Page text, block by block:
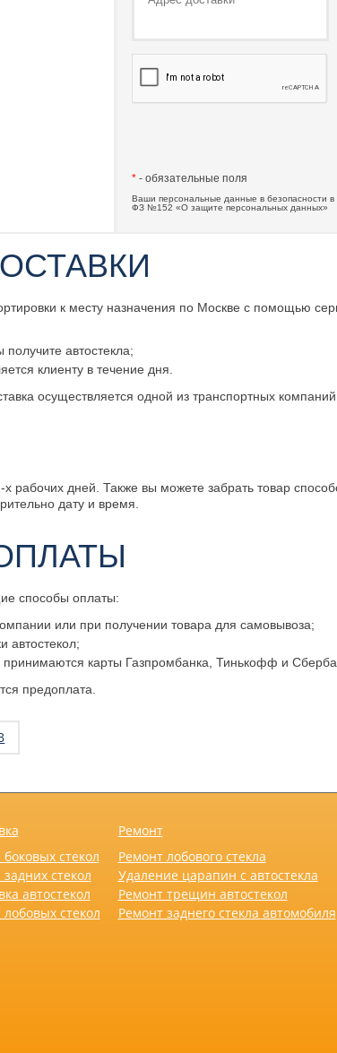
* - обязательные поля
Ваши персональные данные в безопасности в
ФЗ №152 «О защите персональных данных»
к месту назначения по Москве с помощью
автостекла;
клиенту в течение дня.
осуществляется одной из транспортных
х рабочих дней. Также вы можете забрать товар
дату и время.
способы оплаты:
или при получении товара для самовывоза;
автостекол;
карты Газпромбанка, Тинькофф и
предоплата.
стекол
стекол
автостекол
стекол
Ремонт
Ремонт лобового стекла
Удаление царапин с автостекла
Ремонт трещин автостекол
Ремонт заднего стекла автомобиля